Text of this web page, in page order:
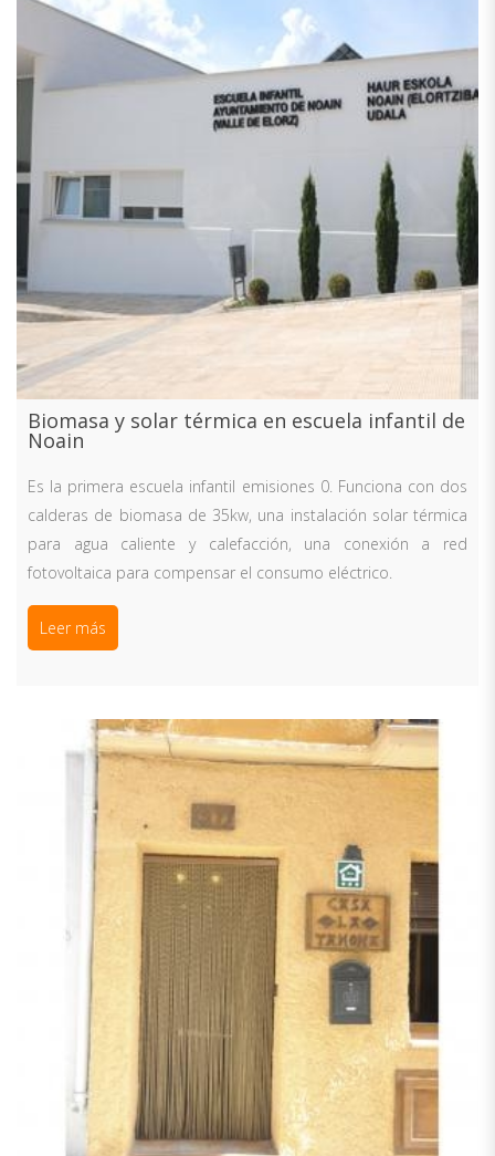
Biomasa y solar térmica en escuela infantil de
Noain
Es la primera escuela infantil emisiones 0. Funciona con dos
calderas de biomasa de 35kw, una instalación solar térmica
para agua caliente y calefacción, una conexión a red
fotovoltaica para compensar el consumo eléctrico.
Leer más